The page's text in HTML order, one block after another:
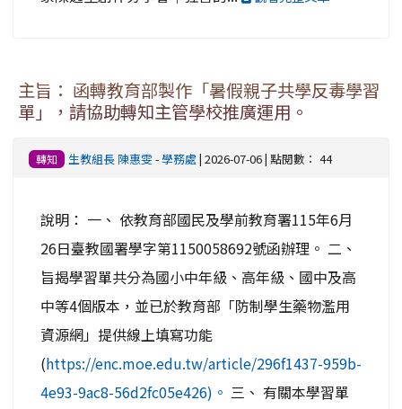
主旨： 函轉教育部製作「暑假親子共學反毒學習
單」，請協助轉知主管學校推廣運用。
轉知 生教組長 陳惠雯 -學務處 | 2026-07-06 | 點閱數： 44
說明： 一、 依教育部國民及學前教育署115年6月
26日臺教國署學字第1150058692號函辦理。 二、
旨揭學習單共分為國小中年級、高年級、國中及高
中等4個版本，並已於教育部「防制學生藥物濫用
資源網」提供線上填寫功能
(https://enc.moe.edu.tw/article/296f1437-959b-
4e93-9ac8-56d2fc05e426)。 三、 有關本學習單